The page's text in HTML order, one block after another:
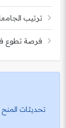
ترتيب
فرصة تطوع في البرتغال
تحديثات المنح